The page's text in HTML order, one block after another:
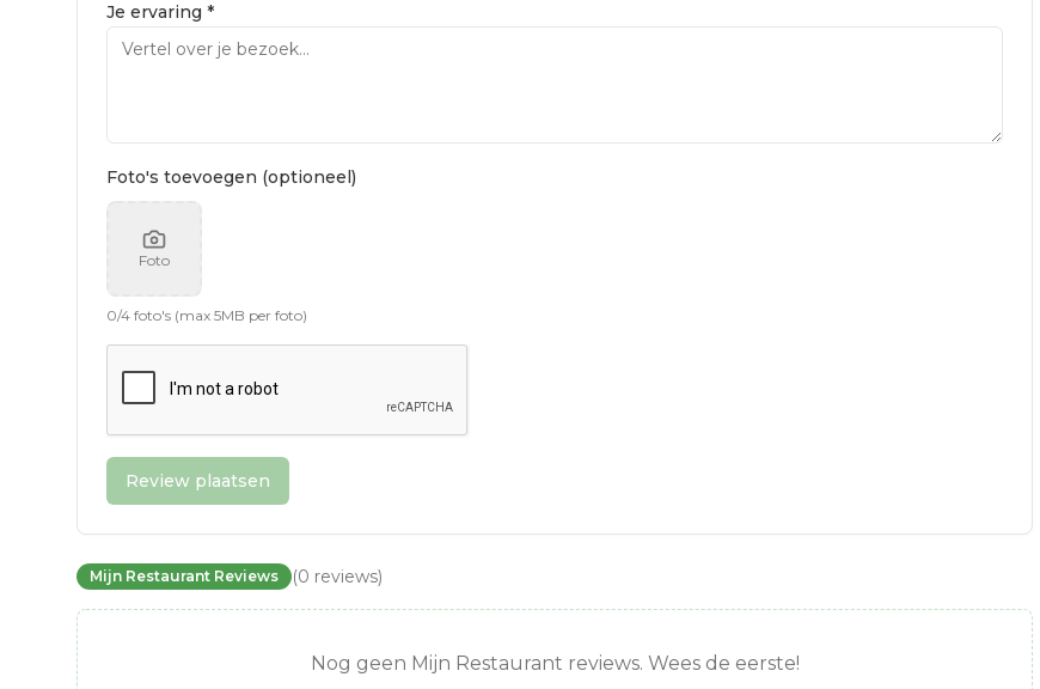
Je ervaring *
Foto's toevoegen (optioneel)
Foto
0/4 foto's (max 5MB per foto)
Review plaatsen
Mijn Restaurant Reviews (0 reviews)
Nog geen Mijn Restaurant reviews. Wees de eerste!